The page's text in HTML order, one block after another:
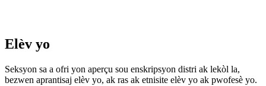
Elèv yo
Seksyon sa a ofri yon aperçu sou enskripsyon distri ak lekòl la,
bezwen aprantisaj elèv yo, ak ras ak etnisite elèv yo ak pwofesè yo.